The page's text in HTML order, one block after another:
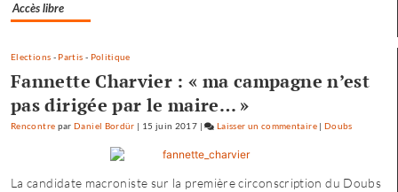
Accès libre
Elections - Partis - Politique
Fannette Charvier : « ma campagne n’est
pas dirigée par le maire… »
Rencontre parDaniel Bordür | 15 juin 2017 | Laisser un commentaireon
à
|Doubs
La candidate macroniste sur la première circonscription du Doubs